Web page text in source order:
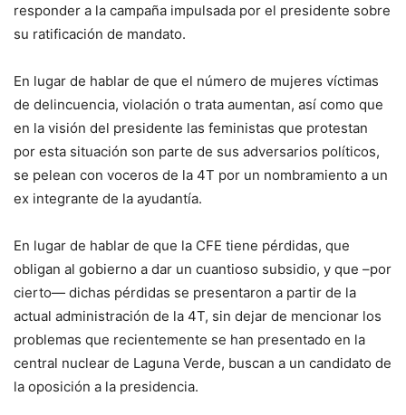
responder a la campaña impulsada por el presidente sobre
su ratificación de mandato.
En lugar de hablar de que el número de mujeres víctimas
de delincuencia, violación o trata aumentan, así como que
en la visión del presidente las feministas que protestan
por esta situación son parte de sus adversarios políticos,
se pelean con voceros de la 4T por un nombramiento a un
ex integrante de la ayudantía.
En lugar de hablar de que la CFE tiene pérdidas, que
obligan al gobierno a dar un cuantioso subsidio, y que –por
cierto— dichas pérdidas se presentaron a partir de la
actual administración de la 4T, sin dejar de mencionar los
problemas que recientemente se han presentado en la
central nuclear de Laguna Verde, buscan a un candidato de
la oposición a la presidencia.